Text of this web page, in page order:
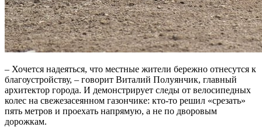
– Хочется надеяться, что местные жители бережно отнесутся к
благоустройству, – говорит Виталий Полуянчик, главный
архитектор города. И демонстрирует следы от велосипедных
колес на свежезасеянном газончике: кто-то решил «срезать»
пять метров и проехать напрямую, а не по дворовым
дорожкам.